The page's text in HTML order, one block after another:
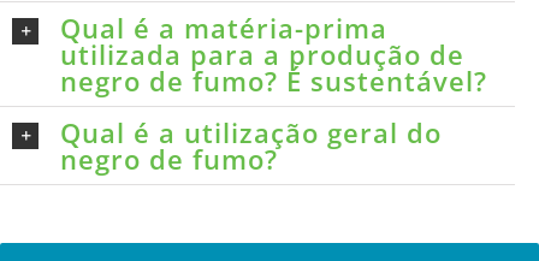
Qual é a matéria-prima
utilizada para a produção de
negro de fumo? É sustentável?
Qual é a utilização geral do
negro de fumo?